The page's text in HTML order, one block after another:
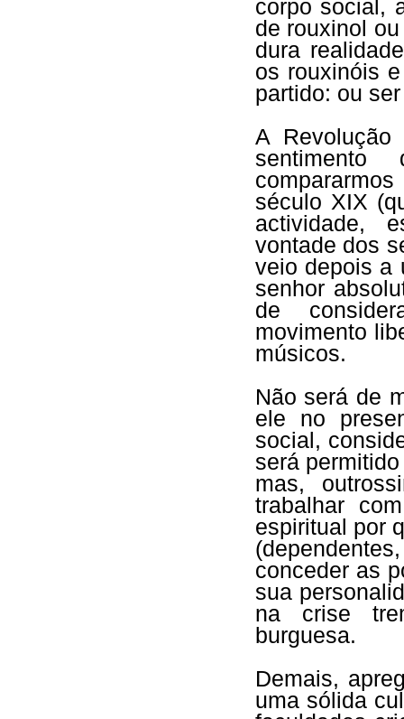
corpo social,
de rouxinol
dura
os rouxinóis
partido: ou
A
século XIX
actividade,
vontade dos
veio depois a
senhor
de
movimento
músicos.
Não será de
ele no
social,
será
mas,
trabalhar
espiritual por
conceder as
sua
na crise
burguesa.
Demais,
uma sólida